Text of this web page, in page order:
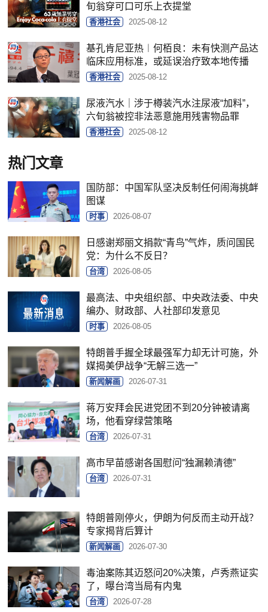
旬翁穿可口可乐上衣提堂
香港社会 2025-08-12
基孔肯尼亚热︱何栢良：未有快测产品达
临床应用标准，或延误治疗致本地传播
香港社会 2025-08-12
尿液汽水｜涉于樽装汽水注尿液“加料”，
六旬翁被控非法恶意施用残害物品罪
香港社会 2025-08-12
热门文章
国防部：中国军队坚决反制任何闹海挑衅
图谋
时事 2026-08-07
日感谢郑丽文捐款“青鸟”气炸，质问国民
党：为什么不反日？
台湾 2026-08-05
最高法、中央组织部、中央政法委、中央
编办、财政部、人社部印发意见
时事 2026-08-05
特朗普手握全球最强军力却无计可施，外
媒揭美伊战争“无解三选一”
新闻解画 2026-07-31
蒋万安拜会民进党团不到20分钟被请离
场，他看穿绿营策略
台湾 2026-07-31
高市早苗感谢各国慰问“独漏赖清德”
台湾 2026-07-31
特朗普刚停火，伊朗为何反而主动开战？
专家揭背后算计
新闻解画 2026-07-30
毒油案陈其迈怒问20%决策，卢秀燕证实
了，曝台湾当局有内鬼
台湾 2026-07-28